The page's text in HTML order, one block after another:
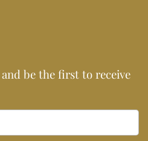
be the first to receive